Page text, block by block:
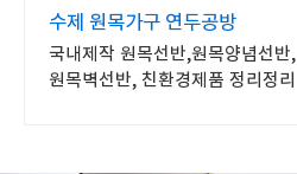
수제 원목가구 연두공방
국내제작 원목선반,원목양념선반,
원목벽선반, 친환경제품 정리정리